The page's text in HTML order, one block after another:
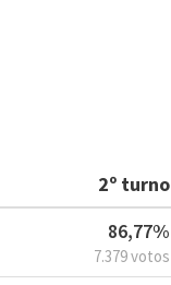
2º turno
86,77%
7.379 votos